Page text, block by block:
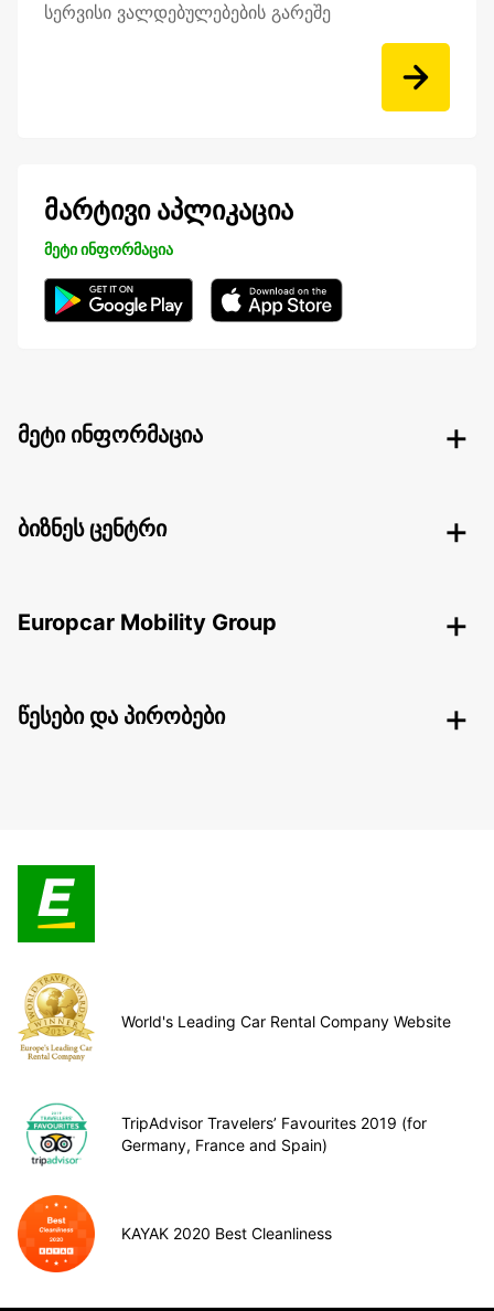
სერვისი ვალდებულებების გარეშე
მარტივი აპლიკაცია
მეტი ინფორმაცია
მეტი ინფორმაცია
ბიზნეს ცენტრი
Europcar Mobility Group
წესები და პირობები
World's Leading Car Rental Company Website
TripAdvisor Travelers’ Favourites 2019 (for
Germany, France and Spain)
KAYAK 2020 Best Cleanliness